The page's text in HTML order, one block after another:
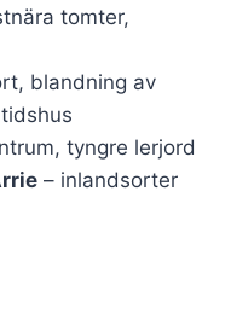
tomter,
blandning av
tyngre lerjord
– inlandsorter